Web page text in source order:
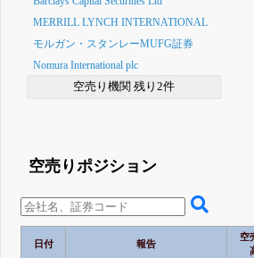
MERRILL LYNCH INTERNATIONAL
モルガン・スタンレーMUFG証券
Nomura International plc
空売り機関 残り2件
空売りポジション
日付 報告
空